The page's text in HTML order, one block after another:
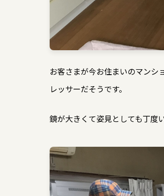
お客さまが今お住まいのマンシ
レッサーだそうです。
鏡が大きくて姿見としても丁度